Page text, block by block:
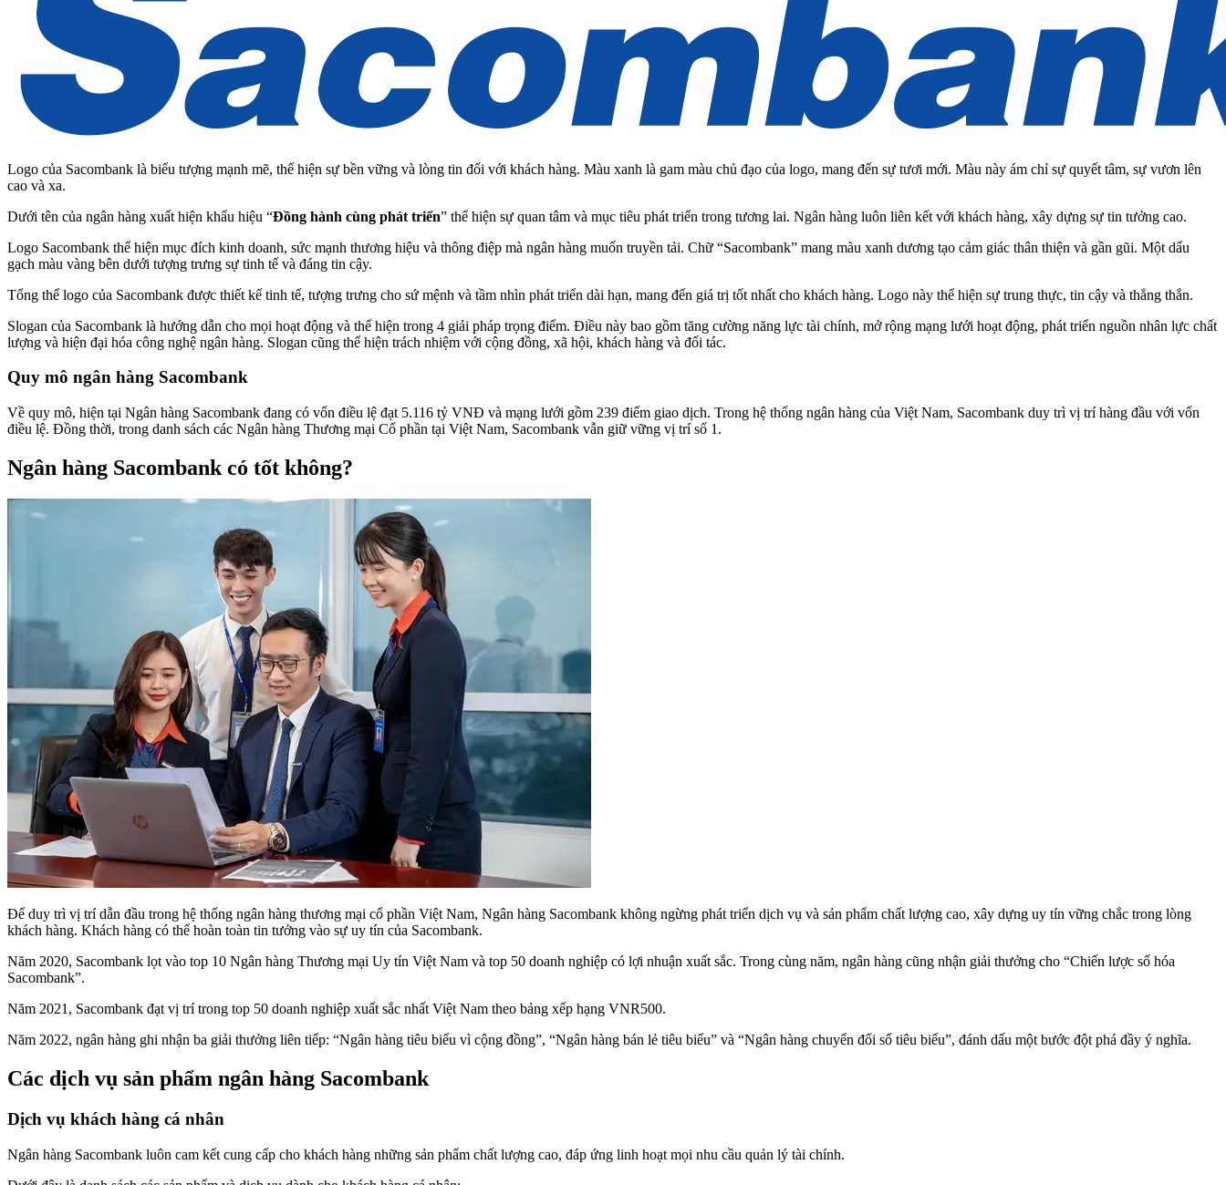
Logo của Sacombank là biểu tượng mạnh mẽ, thể hiện sự bền vững và lòng tin đối với khách hàng. Màu xanh là gam màu chủ đạo của logo, mang đến sự tươi mới. Màu này ám chỉ sự quyết tâm, sự vươn lên
cao và xa.
Dưới tên của ngân hàng xuất hiện khẩu hiệu “Đồng hành cùng phát triển” thể hiện sự quan tâm và mục tiêu phát triển trong tương lai. Ngân hàng luôn liên kết với khách hàng, xây dựng sự tin tưởng cao.
Logo Sacombank thể hiện mục đích kinh doanh, sức mạnh thương hiệu và thông điệp mà ngân hàng muốn truyền tải. Chữ “Sacombank” mang màu xanh dương tạo cảm giác thân thiện và gần gũi. Một dấu
gạch màu vàng bên dưới tượng trưng sự tinh tế và đáng tin cậy.
Tổng thể logo của Sacombank được thiết kế tinh tế, tượng trưng cho sứ mệnh và tầm nhìn phát triển dài hạn, mang đến giá trị tốt nhất cho khách hàng. Logo này thể hiện sự trung thực, tin cậy và thẳng thắn.
Slogan của Sacombank là hướng dẫn cho mọi hoạt động và thể hiện trong 4 giải pháp trọng điểm. Điều này bao gồm tăng cường năng lực tài chính, mở rộng mạng lưới hoạt động, phát triển nguồn nhân lực chất
lượng và hiện đại hóa công nghệ ngân hàng. Slogan cũng thể hiện trách nhiệm với cộng đồng, xã hội, khách hàng và đối tác.
Quy mô ngân hàng Sacombank
Về quy mô, hiện tại Ngân hàng Sacombank đang có vốn điều lệ đạt 5.116 tỷ VNĐ và mạng lưới gồm 239 điểm giao dịch. Trong hệ thống ngân hàng của Việt Nam, Sacombank duy trì vị trí hàng đầu với vốn
điều lệ. Đồng thời, trong danh sách các Ngân hàng Thương mại Cổ phần tại Việt Nam, Sacombank vẫn giữ vững vị trí số 1.
Ngân hàng Sacombank có tốt không?
Để duy trì vị trí dẫn đầu trong hệ thống ngân hàng thương mại cổ phần Việt Nam, Ngân hàng Sacombank không ngừng phát triển dịch vụ và sản phẩm chất lượng cao, xây dựng uy tín vững chắc trong lòng
khách hàng. Khách hàng có thể hoàn toàn tin tưởng vào sự uy tín của Sacombank.
Năm 2020, Sacombank lọt vào top 10 Ngân hàng Thương mại Uy tín Việt Nam và top 50 doanh nghiệp có lợi nhuận xuất sắc. Trong cùng năm, ngân hàng cũng nhận giải thưởng cho “Chiến lược số hóa
Sacombank”.
Năm 2021, Sacombank đạt vị trí trong top 50 doanh nghiệp xuất sắc nhất Việt Nam theo bảng xếp hạng VNR500.
Năm 2022, ngân hàng ghi nhận ba giải thưởng liên tiếp: “Ngân hàng tiêu biểu vì cộng đồng”, “Ngân hàng bán lẻ tiêu biểu” và “Ngân hàng chuyển đổi số tiêu biểu”, đánh dấu một bước đột phá đầy ý nghĩa.
Các dịch vụ sản phẩm ngân hàng Sacombank
Dịch vụ khách hàng cá nhân
Ngân hàng Sacombank luôn cam kết cung cấp cho khách hàng những sản phẩm chất lượng cao, đáp ứng linh hoạt mọi nhu cầu quản lý tài chính.